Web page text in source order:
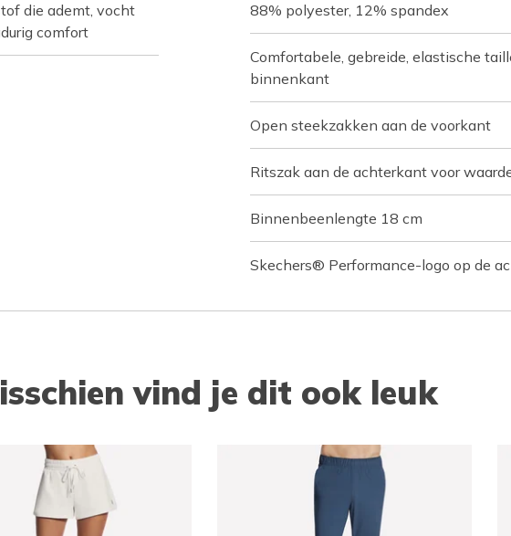
die ademt, vocht
comfort
88% polyester, 12% spandex
Comfortabele, gebreide, elastische
binnenkant
Open steekzakken aan de voorkant
Ritszak aan de achterkant voor
Binnenbeenlengte 18 cm
Skechers® Performance-logo op de
vind je dit ook leuk